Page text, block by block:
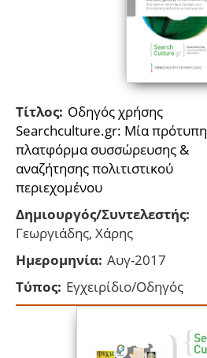
Τίτλος: Οδηγός χρήσης
Searchculture.gr: Μία πρότυπη
πλατφόρμα συσσώρευσης &
αναζήτησης πολιτιστικού
περιεχομένου
Δημιουργός/Συντελεστής:
Γεωργιάδης, Χάρης
Ημερομηνία: Αυγ-2017
Τύπος: Εγχειρίδιο/Οδηγός